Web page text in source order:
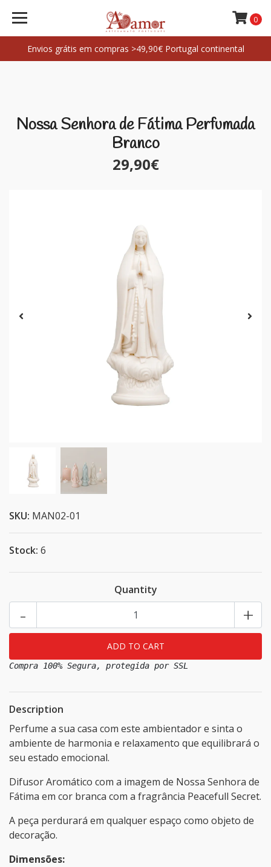
Envios grátis em compras >49,90€ Portugal continental
0
Nossa Senhora de Fátima Perfumada
Branco
29,90€
SKU: MAN02-01
Stock: 6
Quantity
+
-
Compra 100% Segura, protegida por SSL
Description
Perfume a sua casa com este ambientador e sinta o
ambiente de harmonia e relaxamento que equilibrará o
seu estado emocional.
Difusor Aromático com a imagem de Nossa Senhora de
Fátima em cor branca com a fragrância Peacefull Secret.
A peça perdurará em qualquer espaço como objeto de
decoração.
Dimensões: